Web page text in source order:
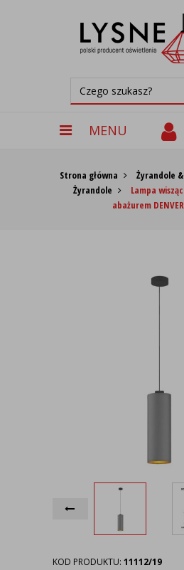
MENU
Strona główna
Żyrandole
Żyrandole
Lampa
abażurem
KOD PRODUKTU: 11112/19